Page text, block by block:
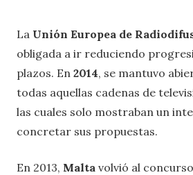
La Unión Europea de
obligada a ir reduciendo
plazos. En 2014, se mantuvo
todas aquellas cadenas de
las cuales solo mostraban un
concretar sus propuestas.
En 2013, Malta volvió al